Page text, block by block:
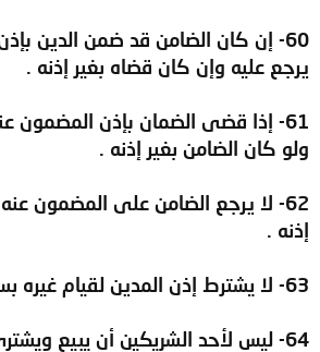
60- إن كان الضامن قد ضمن الدين
يرجع عليه وإن كان قضاه بغير إذنه .
61- إذا قضى الضمان بإذن المضمون
ولو كان الضامن بغير إذنه .
62- لا يرجع الضامن على المضمون
إذنه .
63- لا يشترط إذن المدين لقيام غيره بسداد الدين عنه .
64- ليس لأحد الشريكين أن يبيع ويشتري دون إذن صاحبه .